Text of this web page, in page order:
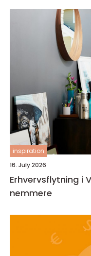
inspiration
16. July 2026
Erhvervsflytning i
nemmere